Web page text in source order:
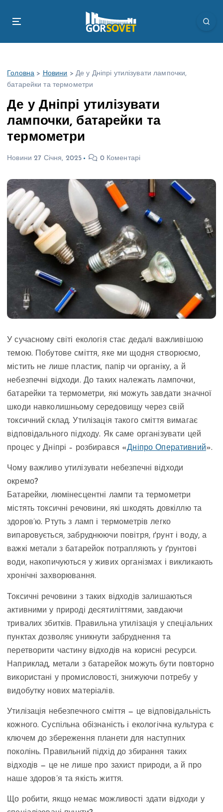
Головна > Новини > Де у Дніпрі утилізувати лампочки,
батарейки та термометри
Де у Дніпрі утилізувати
лампочки, батарейки та
термометри
Новини 27 Січня, 2025 0 Коментарі
У сучасному світі екологія стає дедалі важливішою
темою. Побутове сміття, яке ми щодня створюємо,
містить не лише пластик, папір чи органіку, а й
небезпечні відходи. До таких належать лампочки,
батарейки та термометри, які можуть завдати значної
шкоди навколишньому середовищу через свій
токсичний склад. Утилізація такого сміття вимагає
відповідального підходу. Як саме організувати цей
процес у Дніпрі – розбирався «Дніпро Оперативний».
Чому важливо утилізувати небезпечні відходи
окремо?
Батарейки, люмінесцентні лампи та термометри
містять токсичні речовини, які шкодять довкіллю та
здоров’ю. Ртуть з ламп і термометрів легко
випаровується, забруднюючи повітря, ґрунт і воду, а
важкі метали з батарейок потрапляють у ґрунтові
води, накопичуються у живих організмах і викликають
хронічні захворювання.
Токсичні речовини з таких відходів залишаються
активними у природі десятиліттями, завдаючи
тривалих збитків. Правильна утилізація у спеціальних
пунктах дозволяє уникнути забруднення та
перетворити частину відходів на корисні ресурси.
Наприклад, метали з батарейок можуть бути повторно
використані у промисловості, знижуючи потребу у
видобутку нових матеріалів.
Утилізація небезпечного сміття — це відповідальність
кожного. Суспільна обізнаність і екологічна культура є
ключем до збереження планети для наступних
поколінь. Правильний підхід до збирання таких
відходів — це не лише про захист природи, а й про
наше здоров’я та якість життя.
Що робити, якщо немає можливості здати відходи у